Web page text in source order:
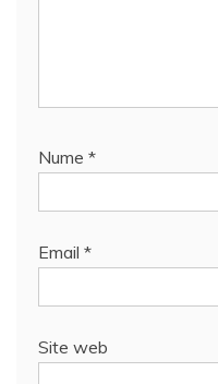
Nume *
Email *
Site web